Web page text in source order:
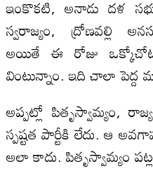
ఇంకొకటి, అనాడు దళ
స్వరాజ్యం, ద్రోణవల్లి
అయితే ఈ రోజు ఒక్కోచోట
వింటున్నాం. ఇది చాలా పెద్ద
అప్పట్లో పితృస్వామ్యం,
స్పష్టత పార్టీకి లేదు. ఆ
అలా కాదు. పితృస్వామ్యం